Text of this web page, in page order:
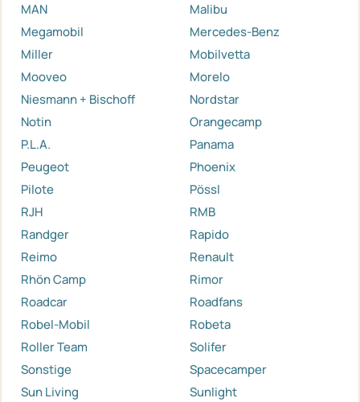
MAN
Malibu
Megamobil
Mercedes-Benz
Miller
Mobilvetta
Mooveo
Morelo
Niesmann + Bischoff
Nordstar
Notin
Orangecamp
P.L.A.
Panama
Peugeot
Phoenix
Pilote
Pössl
RJH
RMB
Randger
Rapido
Reimo
Renault
Rhön Camp
Rimor
Roadcar
Roadfans
Robel-Mobil
Robeta
Roller Team
Solifer
Sonstige
Spacecamper
Sun Living
Sunlight